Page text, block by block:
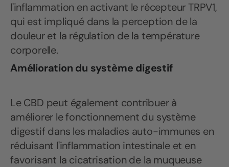
l'inflammation en activant le récepteur TRPV1,
qui est impliqué dans la perception de la
douleur et la régulation de la température
corporelle.
Amélioration du système digestif
Le CBD peut également contribuer à
améliorer le fonctionnement du système
digestif dans les maladies auto-immunes en
réduisant l'inflammation intestinale et en
favorisant la cicatrisation de la muqueuse